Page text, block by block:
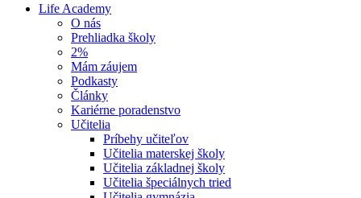
Life Academy
O nás
Prehliadka školy
2%
Mám záujem
Podkasty
Články
Kariérne poradenstvo
Učitelia
Príbehy učiteľov
Učitelia materskej školy
Učitelia základnej školy
Učitelia špeciálnych tried